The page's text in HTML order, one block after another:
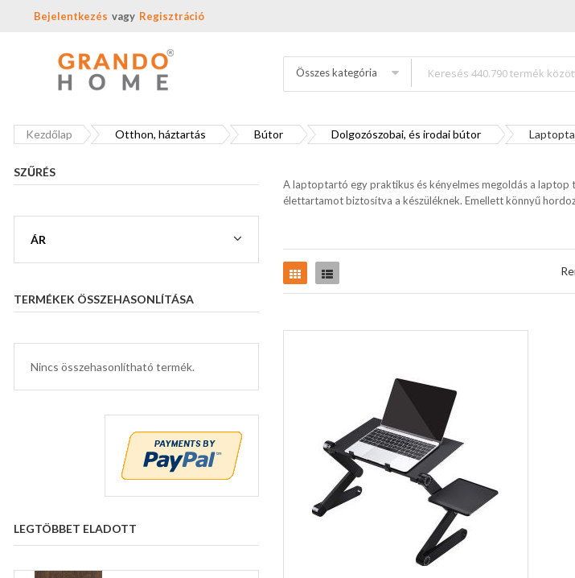
Bejelentkezés Regisztráció
Összes kategória
Kezdőlap Otthon, háztartás Bútor Dolgozószobai, és irodai bútor
A laptoptartó egy praktikus és kényelmes megoldás a laptop
élettartamot biztosítva a készüléknek. Emellett könnyű
Rács Lista
SZŰRÉS
ÁR
TERMÉKEK ÖSSZEHASONLÍTÁSA
Nincs összehasonlítható termék.
LEGTÖBBET ELADOTT